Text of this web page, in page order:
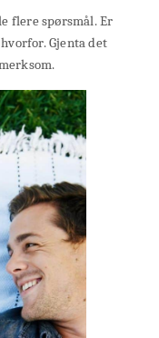
flere spørsmål. Er
Gjenta det